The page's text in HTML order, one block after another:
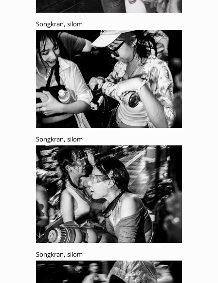
Songkran, silom
Songkran, silom
Songkran, silom